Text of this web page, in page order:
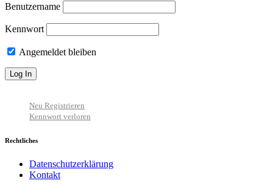
Benutzername
Kennwort
Angemeldet bleiben
Neu Registrieren
Kennwort verloren
Rechtliches
Datenschutzerklärung
Kontakt